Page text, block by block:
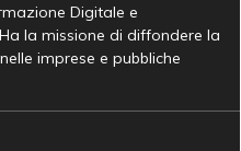
Digitale e
la missione di diffondere la
imprese e pubbliche